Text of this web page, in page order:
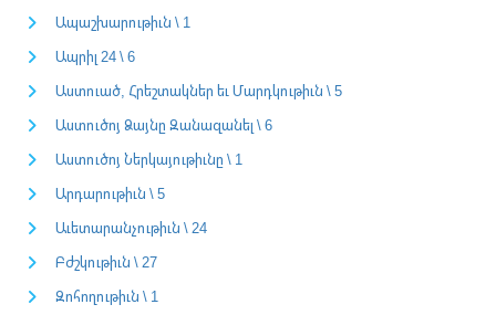
Ապաշխարութիւն \ 1
Ապրիլ 24 \ 6
Աստուած, Հրեշտակներ եւ Մարդկութիւն \ 5
Աստուծոյ Ձայնը Զանազանել \ 6
Աստուծոյ Ներկայութիւնը \ 1
Արդարութիւն \ 5
Աւետարանչութիւն \ 24
Բժշկութիւն \ 27
Զոհողութիւն \ 1